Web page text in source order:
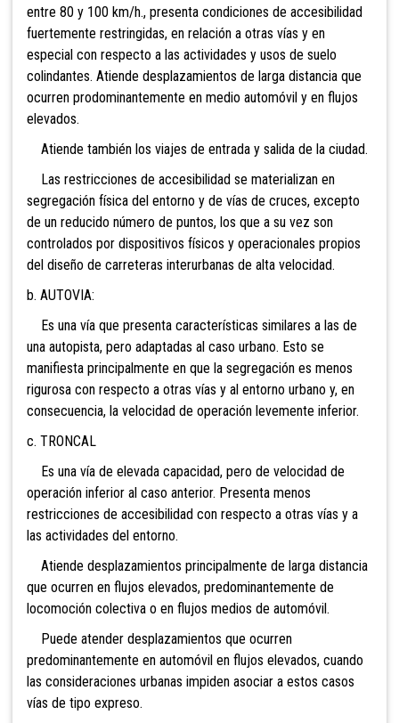
entre 80 y 100 km/h., presenta condiciones de accesibilidad
fuertemente restringidas, en relación a otras vías y en
especial con respecto a las actividades y usos de suelo
colindantes. Atiende desplazamientos de larga distancia que
ocurren prodominantemente en medio automóvil y en flujos
elevados.
Atiende también los viajes de entrada y salida de la ciudad.
Las restricciones de accesibilidad se materializan en
segregación física del entorno y de vías de cruces, excepto
de un reducido número de puntos, los que a su vez son
controlados por dispositivos físicos y operacionales propios
del diseño de carreteras interurbanas de alta velocidad.
b. AUTOVIA:
Es una vía que presenta características similares a las de
una autopista, pero adaptadas al caso urbano. Esto se
manifiesta principalmente en que la segregación es menos
rigurosa con respecto a otras vías y al entorno urbano y, en
consecuencia, la velocidad de operación levemente inferior.
c. TRONCAL
Es una vía de elevada capacidad, pero de velocidad de
operación inferior al caso anterior. Presenta menos
restricciones de accesibilidad con respecto a otras vías y a
las actividades del entorno.
Atiende desplazamientos principalmente de larga distancia
que ocurren en flujos elevados, predominantemente de
locomoción colectiva o en flujos medios de automóvil.
Puede atender desplazamientos que ocurren
predominantemente en automóvil en flujos elevados, cuando
las consideraciones urbanas impiden asociar a estos casos
vías de tipo expreso.